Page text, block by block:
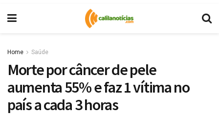
Home Saúde
Morte por câncer de pele
aumenta 55% e faz 1 vítima no
país a cada 3 horas